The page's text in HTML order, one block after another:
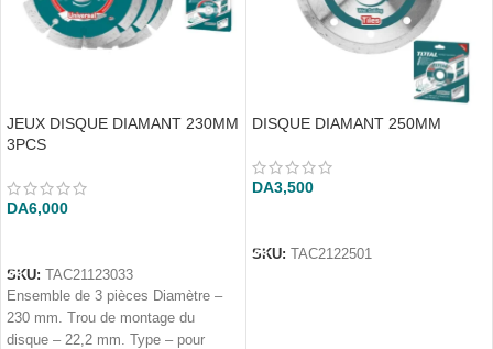
JEUX DISQUE DIAMANT 230MM
3PCS
DA6,000
SKU:
TAC21123033
Ensemble de 3 pièces Diamètre –
230 mm. Trou de montage du
disque – 22,2 mm. Type – pour
DISQUE DIAMANT 250MM
DA3,500
SKU: TAC2122501